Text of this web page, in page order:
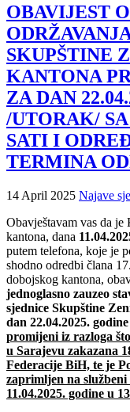
OBAVIJEST
SKUPŠTINE
KANTONA
ZA DAN
/UTORAK/
SATI I
TERMINA
14 April 2025 Najave
Obavještavam vas da
kantona, dana
putem telefona, koje je
shodno odredbi člana
dobojskog kantona,
jednoglasno zauzeo
sjednice Skupštine
dan 22.04.2025.
promijeni iz razloga
u Sarajevu zakazana
Federacije BiH, te je
zaprimljen na
11.04.2025. godine u